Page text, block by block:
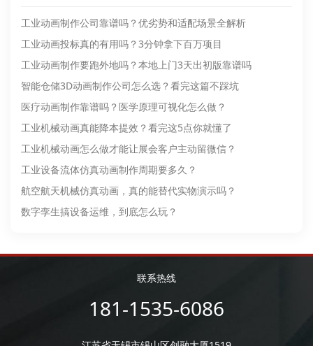
工业动画制作公司靠谱吗？优劣势和适配场景全解析
工业动画投标真的有用吗？3分钟拿下百万项目
工业动画制作要跑外地吗？本地上门3天出初版靠谱吗
智能仓储3D动画制作公司怎么选？看完这篇不踩坑
医疗动画制作靠谱吗？医学原理可视化怎么做？
工业机械动画​真能降本提效？看完这5点你就懂了
工业机械动画怎么做才能让展会客户主动留微信？
工业设备流体仿真动画​制作周期要多久？
航空航天机械仿真动画，真的能替代实物演示吗？
数字孪生搞设备运维，到底怎么玩？
联系热线
181-1535-6086